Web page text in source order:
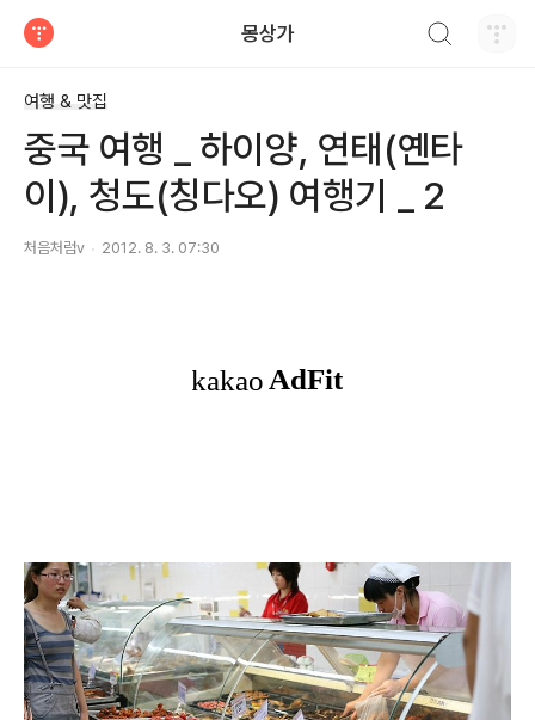
몽상가
여행 & 맛집
중국 여행 _ 하이양, 연태(옌타
이), 청도(칭다오) 여행기 _ 2
처음처럼v 2012. 8. 3. 07:30